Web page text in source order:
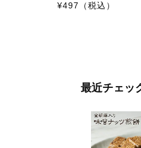
¥497
（税込）
最近チェッ